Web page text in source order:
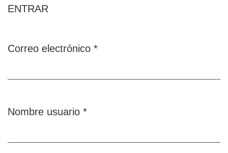
ENTRAR
Correo electrónico *
Nombre usuario *